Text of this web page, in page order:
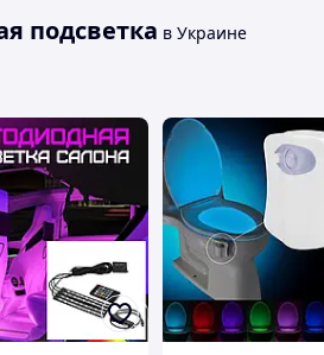
подсветка в Украине